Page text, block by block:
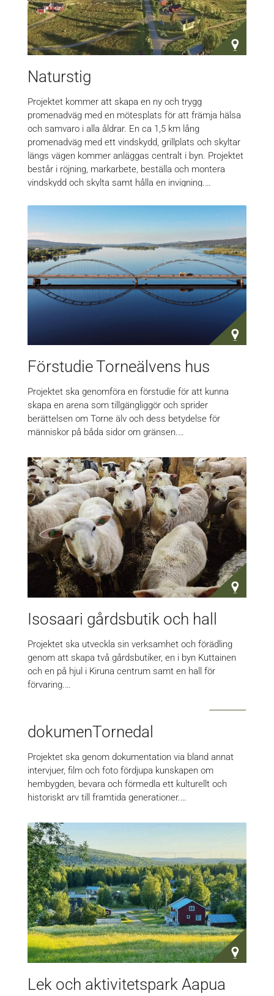
Naturstig
Projektet kommer att skapa en ny och trygg
promenadväg med en mötesplats för att främja hälsa
och samvaro i alla åldrar. En ca 1,5 km lång
promenadväg med ett vindskydd, grillplats och skyltar
längs vägen kommer anläggas centralt i byn. Projektet
består i röjning, markarbete, beställa och montera
vindskydd och skylta samt hålla en invigning.…
Förstudie Torneälvens hus
Projektet ska genomföra en förstudie för att kunna
skapa en arena som tillgängliggör och sprider
berättelsen om Torne älv och dess betydelse för
människor på båda sidor om gränsen.…
Isosaari gårdsbutik och hall
Projektet ska utveckla sin verksamhet och förädling
genom att skapa två gårdsbutiker, en i byn Kuttainen
och en på hjul i Kiruna centrum samt en hall för
förvaring.…
dokumenTornedal
Projektet ska genom dokumentation via bland annat
intervjuer, film och foto fördjupa kunskapen om
hembygden, bevara och förmedla ett kulturellt och
historiskt arv till framtida generationer.…
Lek och aktivitetspark Aapua